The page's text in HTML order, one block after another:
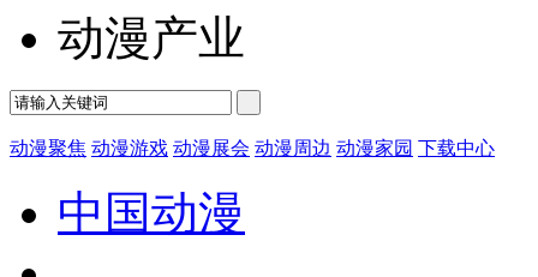
动漫产业
动漫聚焦 动漫游戏 动漫展会 动漫周边 动漫家园 下载中心
中国动漫